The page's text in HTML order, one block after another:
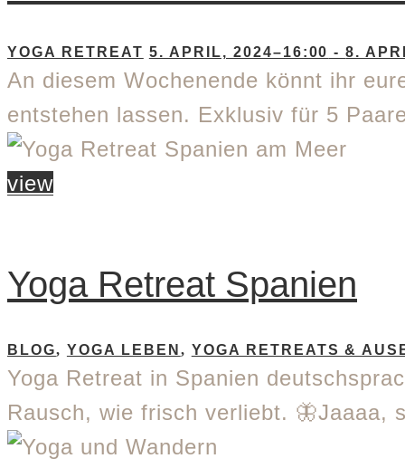
YOGA RETREAT 5. APRIL, 2024–16:00 -8.
An diesem Wochenende könnt ihr
entstehen lassen. Exklusiv für 5
view
Yoga Retreat Spanien
BLOG, YOGA LEBEN , YOGA RETREATS &
Yoga Retreat in Spanien
Rausch, wie frisch verliebt. 🦋Jaaaa,